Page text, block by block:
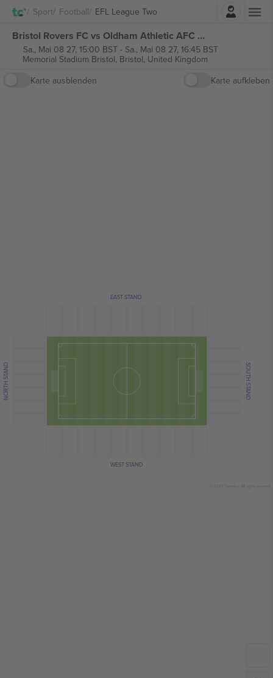
Sport Football EFL League TwoEinloggen
Bristol Rovers FC vs Oldham Athletic AFC EFL League Two tickets
Sa., Mai 08 27, 15:00 BST- Sa., Mai 08 27, 16:45 BST
Memorial Stadium Bristol, Bristol, United Kingdom
Karte ausblenden
Karte aufkleben
EAST STAND
SOUTH STAND
WEST STAND
NORTH STAND
© 2024 Ticombo. All rights reserved